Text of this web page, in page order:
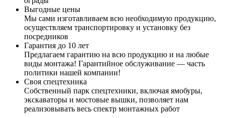
Выгодные цены
Мы сами изготавливаем всю необходимую продукцию,
осуществляем транспортировку и установку без
посредников
Гарантия до 10 лет
Предлагаем гарантию на всю продукцию и на любые
виды монтажа! Гарантийное обслуживание — часть
политики нашей компании!
Своя спецтехника
Собственный парк спецтехники, включая ямобуры,
экскаваторы и мостовые вышки, позволяет нам
реализовывать весь спектр монтажных работ